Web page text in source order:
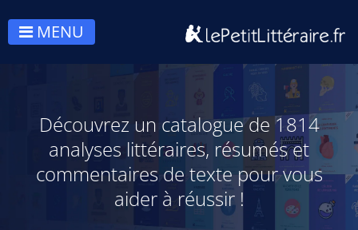
MENU
Découvrez un catalogue de 1814
analyses littéraires, résumés et
commentaires de texte pour vous
aider à réussir !